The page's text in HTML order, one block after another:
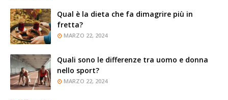
Qual è la dieta che fa dimagrire più in
fretta?
MARZO 22, 2024
Quali sono le differenze tra uomo e donna
nello sport?
MARZO 22, 2024